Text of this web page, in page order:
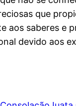
que
aos saberes
devido aos